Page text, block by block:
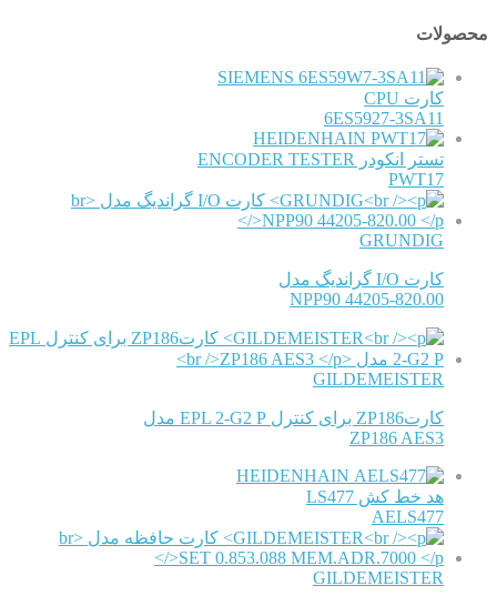
محصولات
SIEMENS
کارت CPU
6ES5927-3SA11
HEIDENHAIN
تستر انکودر ENCODER TESTER
PWT17
GRUNDIG
کارت I/O گراندیگ مدل
NPP90 44205-820.00
GILDEMEISTER
کارتZP186 برای کنترل EPL 2-G2 P مدل
ZP186 AES3
HEIDENHAIN
هد خط کش LS477
AELS477
GILDEMEISTER